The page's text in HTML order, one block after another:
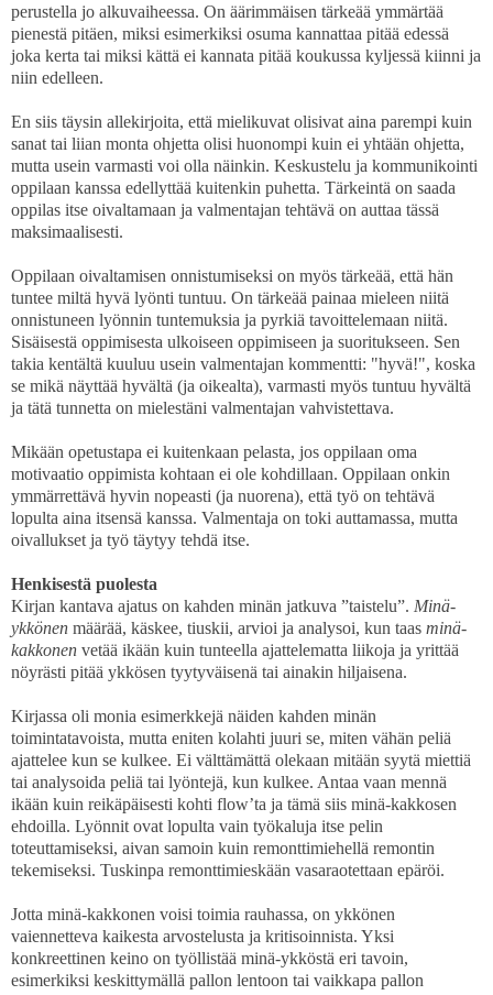
perustella jo alkuvaiheessa. On äärimmäisen tärkeää ymmärtää
pienestä pitäen, miksi esimerkiksi osuma kannattaa pitää edessä
joka kerta tai miksi kättä ei kannata pitää koukussa kyljessä kiinni ja
niin edelleen.
En siis täysin allekirjoita, että mielikuvat olisivat aina parempi kuin
sanat tai liian monta ohjetta olisi huonompi kuin ei yhtään ohjetta,
mutta usein varmasti voi olla näinkin. Keskustelu ja kommunikointi
oppilaan kanssa edellyttää kuitenkin puhetta. Tärkeintä on saada
oppilas itse oivaltamaan ja valmentajan tehtävä on auttaa tässä
maksimaalisesti.
Oppilaan oivaltamisen onnistumiseksi on myös tärkeää, että hän
tuntee miltä hyvä lyönti tuntuu. On tärkeää painaa mieleen niitä
onnistuneen lyönnin tuntemuksia ja pyrkiä tavoittelemaan niitä.
Sisäisestä oppimisesta ulkoiseen oppimiseen ja suoritukseen. Sen
takia kentältä kuuluu usein valmentajan kommentti: "hyvä!", koska
se mikä näyttää hyvältä (ja oikealta), varmasti myös tuntuu hyvältä
ja tätä tunnetta on mielestäni valmentajan vahvistettava.
Mikään opetustapa ei kuitenkaan pelasta, jos oppilaan oma
motivaatio oppimista kohtaan ei ole kohdillaan. Oppilaan onkin
ymmärrettävä hyvin nopeasti (ja nuorena), että työ on tehtävä
lopulta aina itsensä kanssa. Valmentaja on toki auttamassa, mutta
oivallukset ja työ täytyy tehdä itse.
Henkisestä puolesta
Kirjan kantava ajatus on kahden minän jatkuva ”taistelu”. Minä-
ykkönen määrää, käskee, tiuskii, arvioi ja analysoi, kun taas minä-
kakkonen vetää ikään kuin tunteella ajattelematta liikoja ja yrittää
nöyrästi pitää ykkösen tyytyväisenä tai ainakin hiljaisena.
Kirjassa oli monia esimerkkejä näiden kahden minän
toimintatavoista, mutta eniten kolahti juuri se, miten vähän peliä
ajattelee kun se kulkee. Ei välttämättä olekaan mitään syytä miettiä
tai analysoida peliä tai lyöntejä, kun kulkee. Antaa vaan mennä
ikään kuin reikäpäisesti kohti flow’ta ja tämä siis minä-kakkosen
ehdoilla. Lyönnit ovat lopulta vain työkaluja itse pelin
toteuttamiseksi, aivan samoin kuin remonttimiehellä remontin
tekemiseksi. Tuskinpa remonttimieskään vasaraotettaan epäröi.
Jotta minä-kakkonen voisi toimia rauhassa, on ykkönen
vaiennetteva kaikesta arvostelusta ja kritisoinnista. Yksi
konkreettinen keino on työllistää minä-ykköstä eri tavoin,
esimerkiksi keskittymällä pallon lentoon tai vaikkapa pallon